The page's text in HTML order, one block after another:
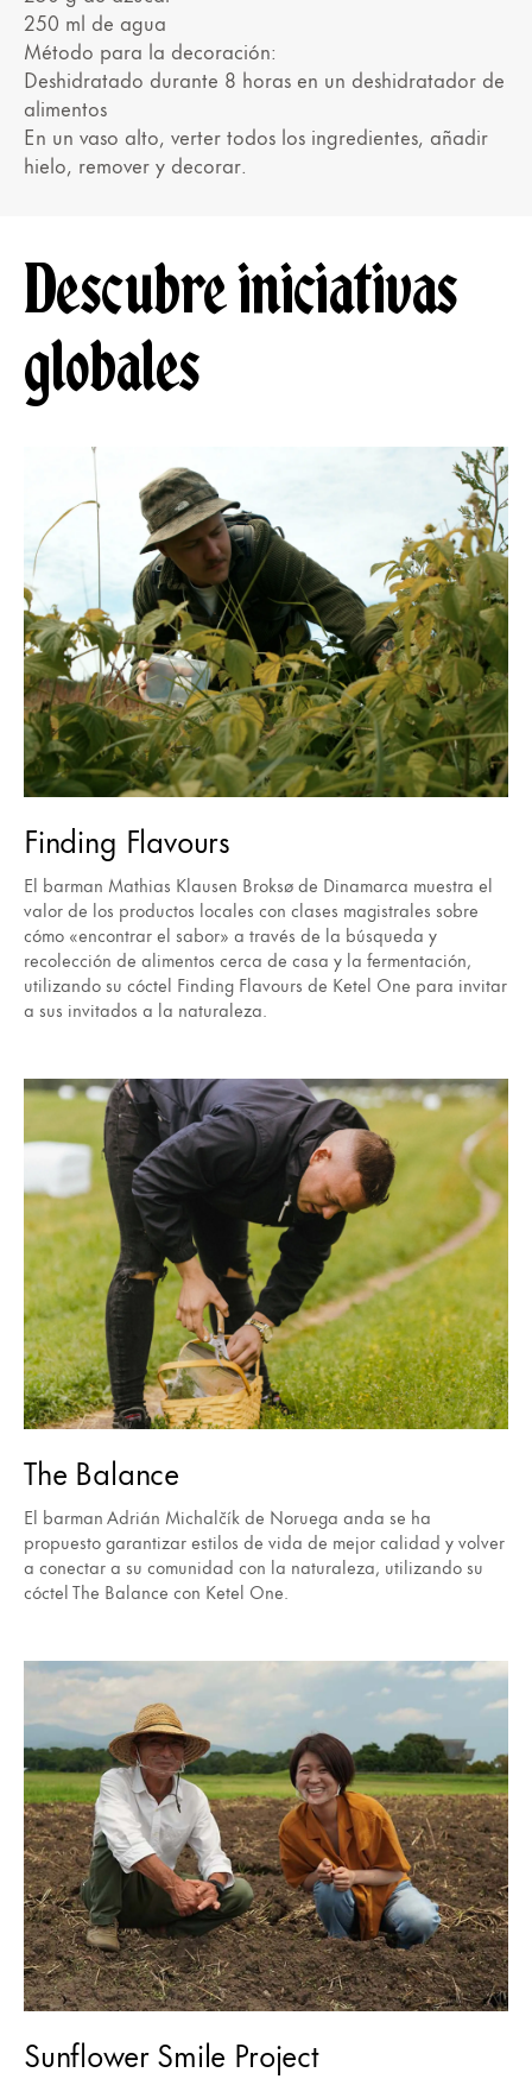
250 ml de agua
Método para la decoración:
Deshidratado durante 8 horas en un deshidratador de
alimentos
En un vaso alto, verter todos los ingredientes, añadir
hielo, remover y decorar.
Descubre iniciativas
globales
Finding Flavours
El barman Mathias Klausen Broksø de Dinamarca muestra el
valor de los productos locales con clases magistrales sobre
cómo «encontrar el sabor» a través de la búsqueda y
recolección de alimentos cerca de casa y la fermentación,
utilizando su cóctel Finding Flavours de Ketel One para invitar
a sus invitados a la naturaleza.
The Balance
El barman Adrián Michalčík de Noruega anda se ha
propuesto garantizar estilos de vida de mejor calidad y volver
a conectar a su comunidad con la naturaleza, utilizando su
cóctel The Balance con Ketel One.
Sunflower Smile Project